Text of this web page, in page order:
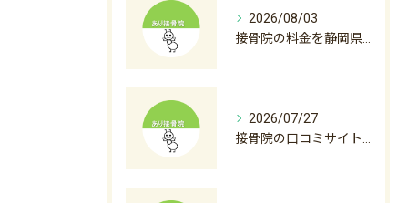
2026/08/03
2026/07/27